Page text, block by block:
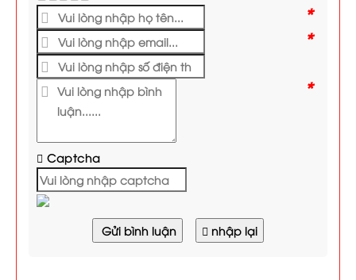
*
*
*
Captcha
Gửi bình luận nhập lại